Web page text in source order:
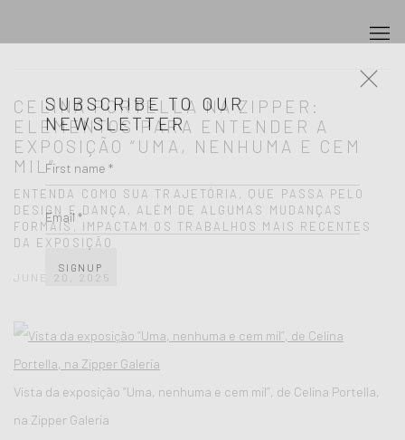
CELINA PORTELLA NA ZIPPER:
ELEMENTOS PARA ENTENDER A
EXPOSIÇÃO “UMA, NENHUMA E CEM
MIL”
ENTENDA COMO SUA TRAJETÓRIA, QUE PASSA PELO
DESIGN E DANÇA, ALÉM DE ALGUMAS MUDANÇAS
FORMAIS, IMPACTAM OS TRABALHOS MAIS RECENTES
DA EXPOSIÇÃO
JUNE 20, 2025
Vista da exposição “Uma, nenhuma e cem mil”, de Celina Portella,
na Zipper Galeria
First name *
Email *
SIGNUP